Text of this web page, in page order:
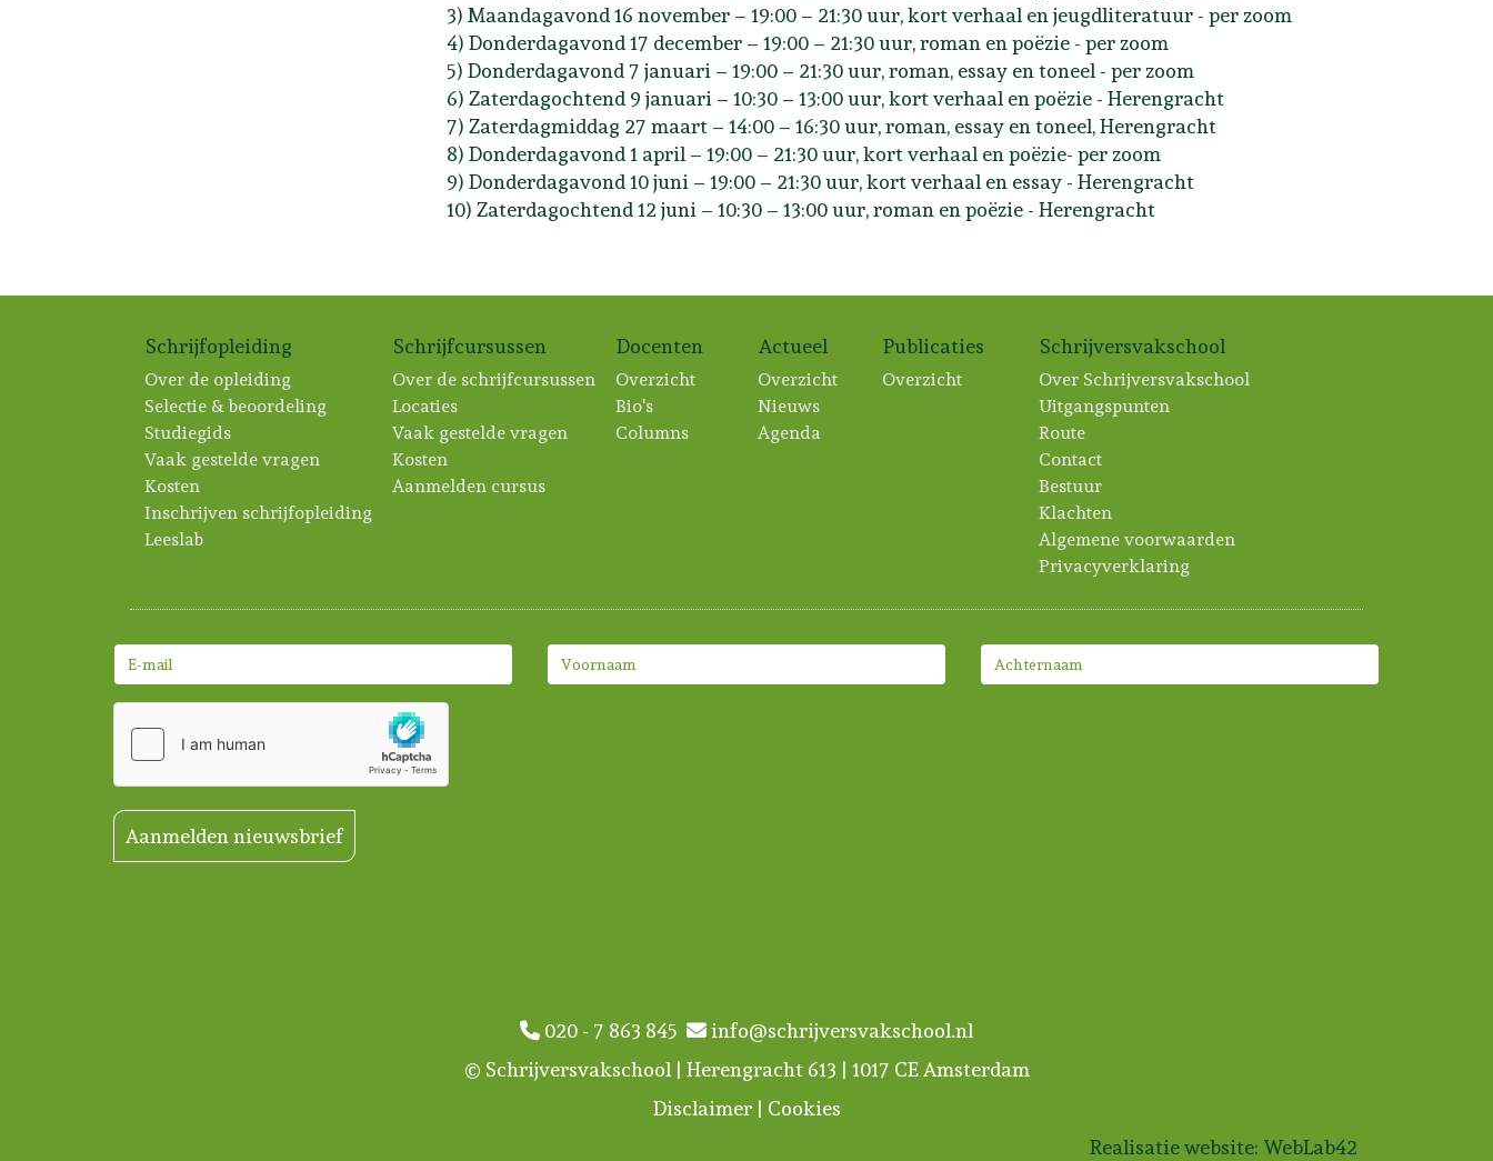
3) Maandagavond 16 november – 19:00 – 21:30 uur, kort verhaal en jeugdliteratuur - per zoom
4) Donderdagavond 17 december – 19:00 – 21:30 uur, roman en poëzie - per zoom
5) Donderdagavond 7 januari – 19:00 – 21:30 uur, roman, essay en toneel - per zoom
6) Zaterdagochtend 9 januari – 10:30 – 13:00 uur, kort verhaal en poëzie - Herengracht
7) Zaterdagmiddag 27 maart – 14:00 – 16:30 uur, roman, essay en toneel, Herengracht
8) Donderdagavond 1 april – 19:00 – 21:30 uur, kort verhaal en poëzie- per zoom
9) Donderdagavond 10 juni – 19:00 – 21:30 uur, kort verhaal en essay - Herengracht
10) Zaterdagochtend 12 juni – 10:30 – 13:00 uur, roman en poëzie - Herengracht
Schrijfopleiding
Over de opleiding
Selectie & beoordeling
Studiegids
Vaak gestelde vragen
Kosten
Inschrijven schrijfopleiding
Leeslab
Schrijfcursussen
Over de schrijfcursussen
Locaties
Vaak gestelde vragen
Kosten
Aanmelden cursus
Docenten
Overzicht
Bio's
Columns
Actueel
Overzicht
Nieuws
Agenda
Publicaties
Overzicht
Schrijversvakschool
Over Schrijversvakschool
Uitgangspunten
Route
Contact
Bestuur
Klachten
Algemene voorwaarden
Privacyverklaring
Aanmelden nieuwsbrief
020 - 7 863 845
info@schrijversvakschool.nl
© Schrijversvakschool | Herengracht 613 | 1017 CE Amsterdam
Disclaimer| Cookies
Realisatie website: WebLab42